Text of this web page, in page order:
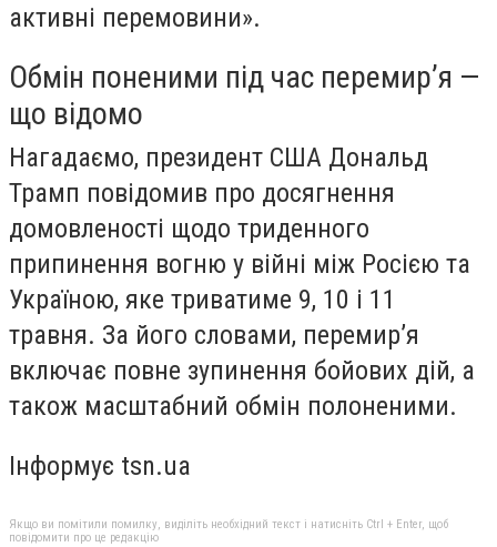
активні перемовини».
Обмін поненими під час перемир’я —
що відомо
Нагадаємо, президент США Дональд
Трамп повідомив про досягнення
домовленості щодо триденного
припинення вогню у війні між Росією та
Україною, яке триватиме 9, 10 і 11
травня. За його словами, перемир’я
включає повне зупинення бойових дій, а
також масштабний обмін полоненими.
Інформує tsn.ua
Якщо ви помітили помилку, виділіть необхідний текст і натисніть Ctrl + Enter, щоб
повідомити про це редакцію